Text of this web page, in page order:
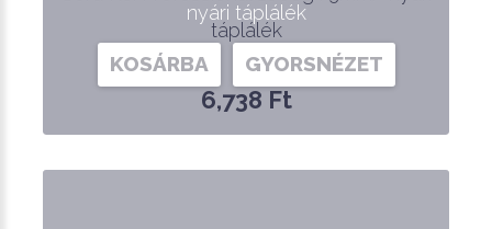
táplálék
6,738 Ft
nyári táplálék
KOSÁRBA GYORSNÉZET